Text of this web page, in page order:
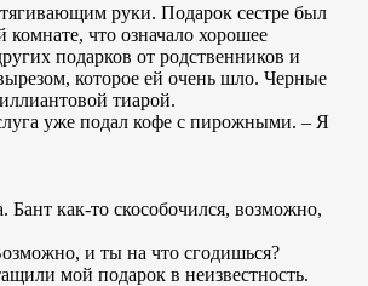
руки. Подарок сестре был
что означало хорошее
подарков от родственников и
которое ей очень шло. Черные
тиарой.
уже подал кофе с пирожными. – Я
как-то скособочился, возможно,
и ты на что сгодишься?
мой подарок в неизвестность.